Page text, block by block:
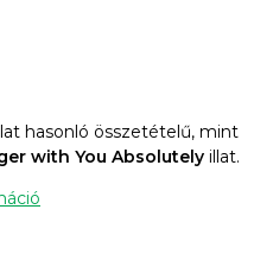
hasonló összetételű, mint
with You Absolutely illat.